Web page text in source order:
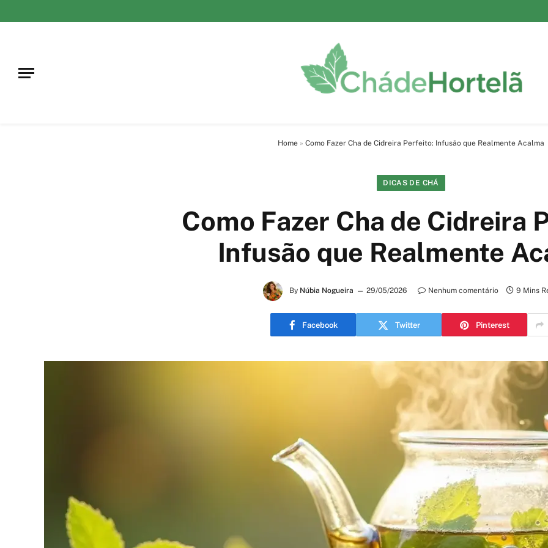
Home » Como Fazer Cha de Cidreira Perfeito: Infusão que Realmente Acalma
DICAS DE CHÁ
Como Fazer Cha de Cidreira
Infusão que Realmente
By Núbia Nogueira 29/05/2026 Nenhum comentário 9 Mins
Facebook Twitter Pinterest